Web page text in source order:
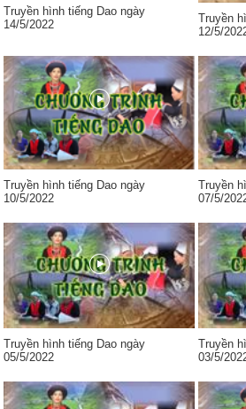
Truyền hình tiếng Dao ngày
14/5/2022
Truyền
12/5/
Truyền hình tiếng Dao ngày
10/5/2022
Truyền
07/5/
Truyền hình tiếng Dao ngày
05/5/2022
Truyền
03/5/